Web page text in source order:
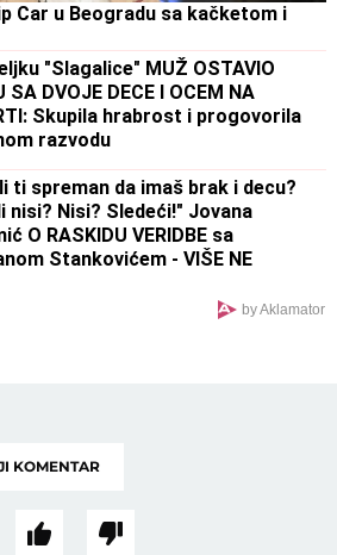
Car u Beogradu sa kačketom i
"Slagalice" MUŽ OSTAVIO
SA DVOJE DECE I OCEM NA
Skupila hrabrost i progovorila
razvodu
ti spreman da imaš brak i decu?
nisi? Nisi? Sledeći!" Jovana
O RASKIDU VERIDBE sa
Stankovićem - VIŠE NE
by Aklamator
KOMENTAR